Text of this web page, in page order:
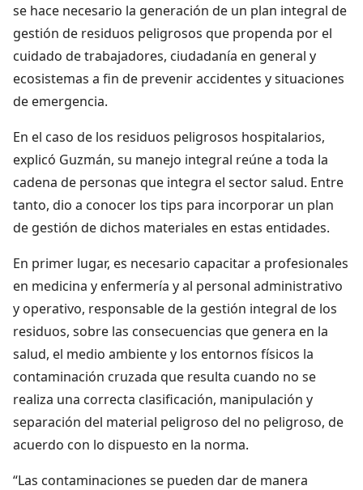
se hace necesario la generación de un plan integral de
gestión de residuos peligrosos que propenda por el
cuidado de trabajadores, ciudadanía en general y
ecosistemas a fin de prevenir accidentes y situaciones
de emergencia.
En el caso de los residuos peligrosos hospitalarios,
explicó Guzmán, su manejo integral reúne a toda la
cadena de personas que integra el sector salud. Entre
tanto, dio a conocer los tips para incorporar un plan
de gestión de dichos materiales en estas entidades.
En primer lugar, es necesario capacitar a profesionales
en medicina y enfermería y al personal administrativo
y operativo, responsable de la gestión integral de los
residuos, sobre las consecuencias que genera en la
salud, el medio ambiente y los entornos físicos la
contaminación cruzada que resulta cuando no se
realiza una correcta clasificación, manipulación y
separación del material peligroso del no peligroso, de
acuerdo con lo dispuesto en la norma.
“Las contaminaciones se pueden dar de manera